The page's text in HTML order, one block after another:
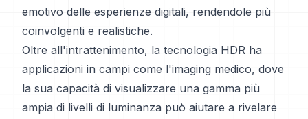
emotivo delle esperienze digitali, rendendole più
coinvolgenti e realistiche.
Oltre all'intrattenimento, la tecnologia HDR ha
applicazioni in campi come l'imaging medico, dove
la sua capacità di visualizzare una gamma più
ampia di livelli di luminanza può aiutare a rivelare